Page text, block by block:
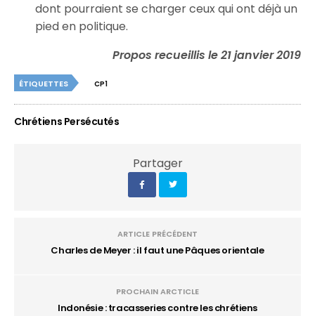
dont pourraient se charger ceux qui ont déjà un
pied en politique.
Propos recueillis le 21 janvier 2019
ÉTIQUETTES CP1
Chrétiens Persécutés
Partager
ARTICLE PRÉCÉDENT
Charles de Meyer : il faut une Pâques orientale
PROCHAIN ARCTICLE
Indonésie : tracasseries contre les chrétiens